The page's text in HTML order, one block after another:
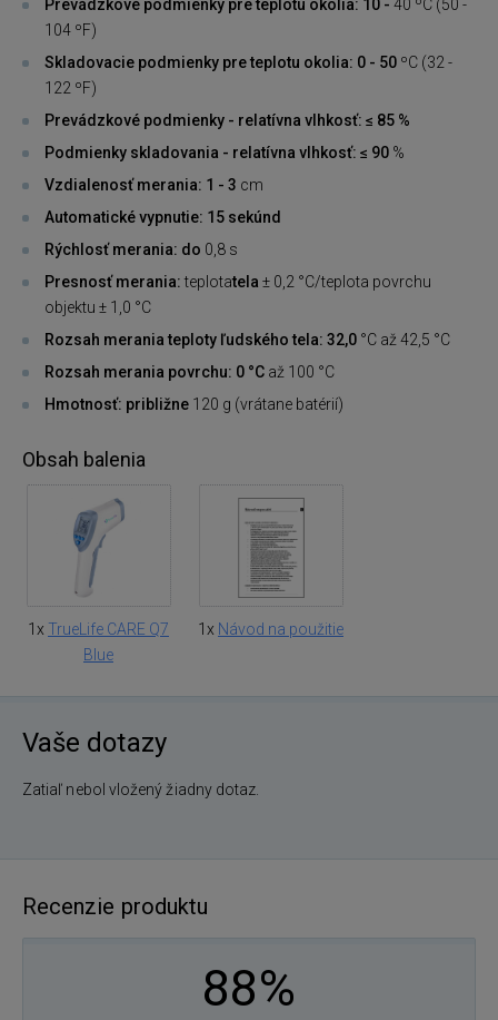
Prevádzkové podmienky pre teplotu okolia: 10 - 40 ºC (50 -
104 ºF)
Skladovacie podmienky pre teplotu okolia: 0 - 50 ºC (32 -
122 ºF)
Prevádzkové podmienky - relatívna vlhkosť: ≤ 85 %
Podmienky skladovania - relatívna vlhkosť: ≤ 90 %
Vzdialenosť merania: 1 - 3 cm
Automatické vypnutie: 15 sekúnd
Rýchlosť merania: do 0,8 s
Presnosť merania:teplotatela ± 0,2 °C/teplota povrchu
objektu ± 1,0 °C
Rozsah merania teploty ľudského tela: 32,0 °C až 42,5 °C
Rozsah merania povrchu: 0 °C až 100 °C
Hmotnosť: približne 120 g (vrátane batérií)
Obsah balenia
1x TrueLife CARE Q7
Blue
1x Návod na použitie
Vaše dotazy
Zatiaľ nebol vložený žiadny dotaz.
Recenzie produktu
88%